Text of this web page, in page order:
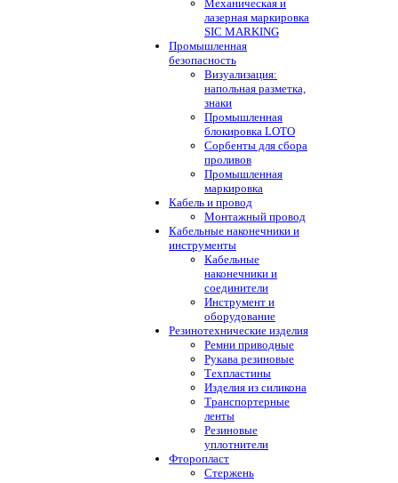
Механическая и
лазерная маркировка
SIC MARKING
Промышленная
безопасность
Визуализация:
напольная разметка,
знаки
Промышленная
блокировка LOTO
Сорбенты для сбора
проливов
Промышленная
маркировка
Кабель и провод
Монтажный провод
Кабельные наконечники и
инструменты
Кабельные
наконечники и
соединители
Инструмент и
оборудование
Резинотехнические изделия
Ремни приводные
Рукава резиновые
Техпластины
Изделия из силикона
Транспортерные
ленты
Резиновые
уплотнители
Фторопласт
Стержень